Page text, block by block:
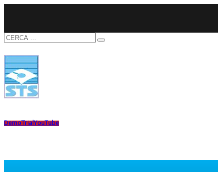
DemoTrialYouTube